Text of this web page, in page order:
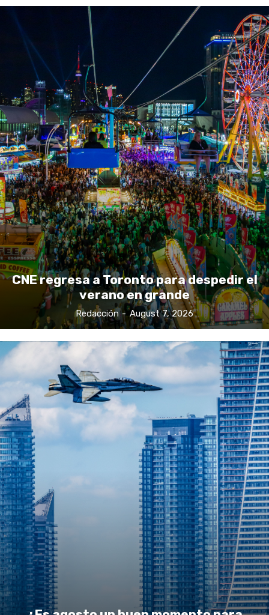
CNE regresa a Toronto para despedir el
verano en grande
Redacción - August 7, 2026